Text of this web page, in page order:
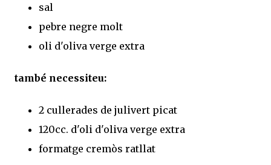
sal
pebre negre molt
oli d'oliva verge extra
també necessiteu:
2 cullerades de julivert picat
120cc. d'oli d'oliva verge extra
formatge cremòs ratllat